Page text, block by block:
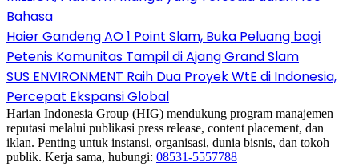
Bahasa
Haier Gandeng AO 1 Point Slam, Buka Peluang bagi
Petenis Komunitas Tampil di Ajang Grand Slam
SUS ENVIRONMENT Raih Dua Proyek WtE di Indonesia,
Percepat Ekspansi Global
Harian Indonesia Group (HIG) mendukung program manajemen
reputasi melalui publikasi press release, content placement, dan
iklan. Penting untuk instansi, organisasi, dunia bisnis, dan tokoh
publik. Kerja sama, hubungi: 08531-5557788